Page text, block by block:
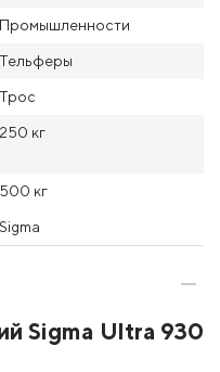
Промышленности
Тельферы
Трос
250 кг
500 кг
Sigma
Sigma Ultra 930